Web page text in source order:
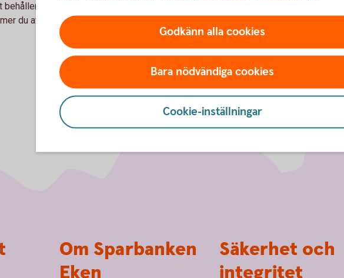
behåller du det tills giltighetstiden löpt ut. Har du nyligen
du att få den nya versionen av kortet.
Godkänn alla cookies
Bara nödvändiga cookies
Cookie-inställningar
Om Sparbanken
Säkerhet och